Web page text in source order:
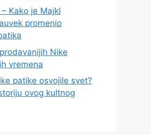
Kako je Majkl
promenio
Nike
vremena
patike osvojile svet?
ovog kultnog